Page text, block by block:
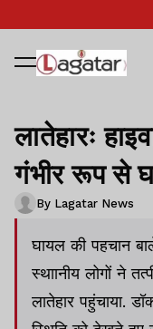
लातेहारः
गंभीर रूप से
By Lagatar News
घायल की पहचान
स्थाानीय लोगों ने
लातेहार पहुंचाया.